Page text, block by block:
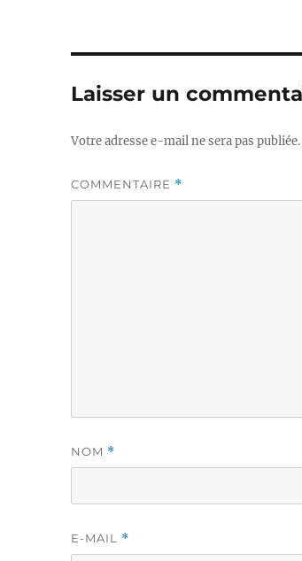
Laisser un
Votre adresse e-mail ne sera pas publiée.
COMMENTAIRE *
NOM *
E-MAIL *